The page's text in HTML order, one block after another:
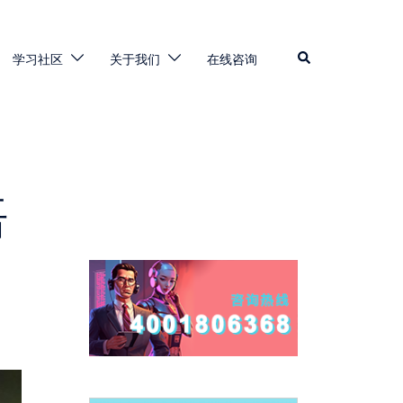
学习社区 关于我们 在线咨询 Search